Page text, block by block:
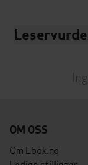
OM OSS
Om Ebok.no